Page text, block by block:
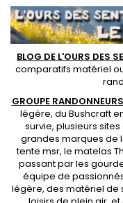
BLOG DE L'OURS DES
comparatifs matériel
GROUPE
légère, du Bushcraft
survie, plusieurs
grandes marques de
tente msr, le matelas
passant par les
équipe de
légère, des matériel de